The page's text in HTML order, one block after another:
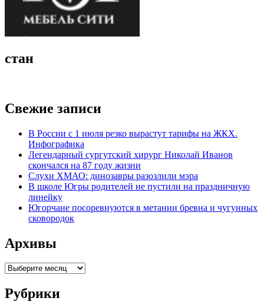
стан
Свежие записи
В России с 1 июля резко вырастут тарифы на ЖКХ.
Инфографика
Легендарный сургутский хирург Николай Иванов
скончался на 87 году жизни
Слухи ХМАО: динозавры разозлили мэра
В школе Югры родителей не пустили на праздничную
линейку
Югорчане посоревнуются в метании бревна и чугунных
сковородок
Архивы
Архивы
Рубрики